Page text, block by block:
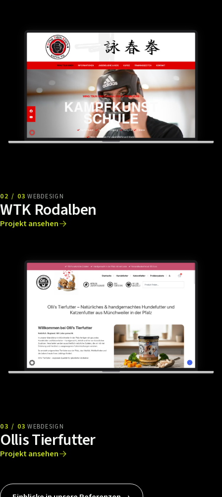
02 / 03 WEBDESIGN
WTK Rodalben
Projekt ansehen
03 / 03 WEBDESIGN
Ollis Tierfutter
Projekt ansehen